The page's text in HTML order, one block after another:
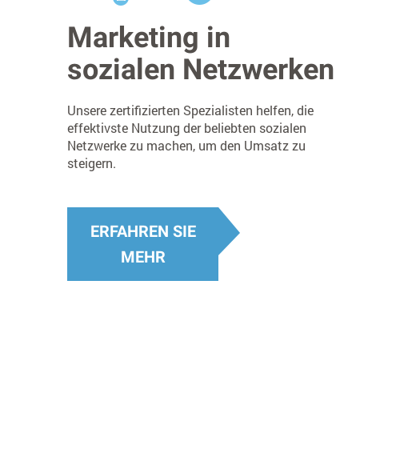
Marketing in
sozialen Netzwerken
Unsere zertifizierten Spezialisten helfen, die
effektivste Nutzung der beliebten sozialen
Netzwerke zu machen, um den Umsatz zu
steigern.
ERFAHREN SIE
MEHR